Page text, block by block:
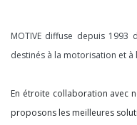
MOTIVE diffuse depuis
destinés à la motorisation et à
En étroite collaboration avec
proposons les meilleures